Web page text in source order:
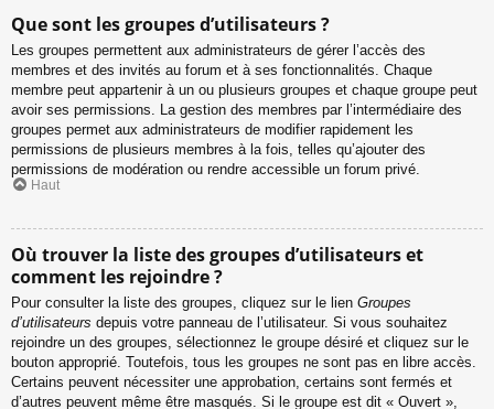
Que sont les groupes d’utilisateurs ?
Les groupes permettent aux administrateurs de gérer l’accès des
membres et des invités au forum et à ses fonctionnalités. Chaque
membre peut appartenir à un ou plusieurs groupes et chaque groupe peut
avoir ses permissions. La gestion des membres par l’intermédiaire des
groupes permet aux administrateurs de modifier rapidement les
permissions de plusieurs membres à la fois, telles qu’ajouter des
permissions de modération ou rendre accessible un forum privé.
Haut
Où trouver la liste des groupes d’utilisateurs et
comment les rejoindre ?
Pour consulter la liste des groupes, cliquez sur le lien Groupes
d’utilisateurs depuis votre panneau de l’utilisateur. Si vous souhaitez
rejoindre un des groupes, sélectionnez le groupe désiré et cliquez sur le
bouton approprié. Toutefois, tous les groupes ne sont pas en libre accès.
Certains peuvent nécessiter une approbation, certains sont fermés et
d’autres peuvent même être masqués. Si le groupe est dit « Ouvert »,